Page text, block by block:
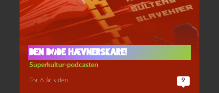
Den døde hævnerskare!
Superkultur-podcasten
For 6 år siden 9